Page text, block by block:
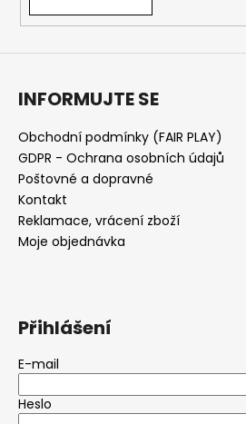
INFORMUJTE SE
Obchodní podmínky (FAIR PLAY)
GDPR - Ochrana osobních údajů
Poštovné a dopravné
Kontakt
Reklamace, vrácení zboží
Moje objednávka
Přihlášení
E-mail
Heslo